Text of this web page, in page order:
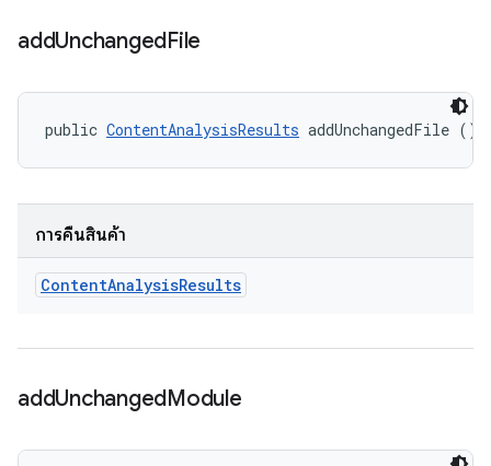
addUnchangedFile
public ContentAnalysisResults addUnchangedFile ()
การคืนสินค้า
ContentAnalysisResults
addUnchangedModule